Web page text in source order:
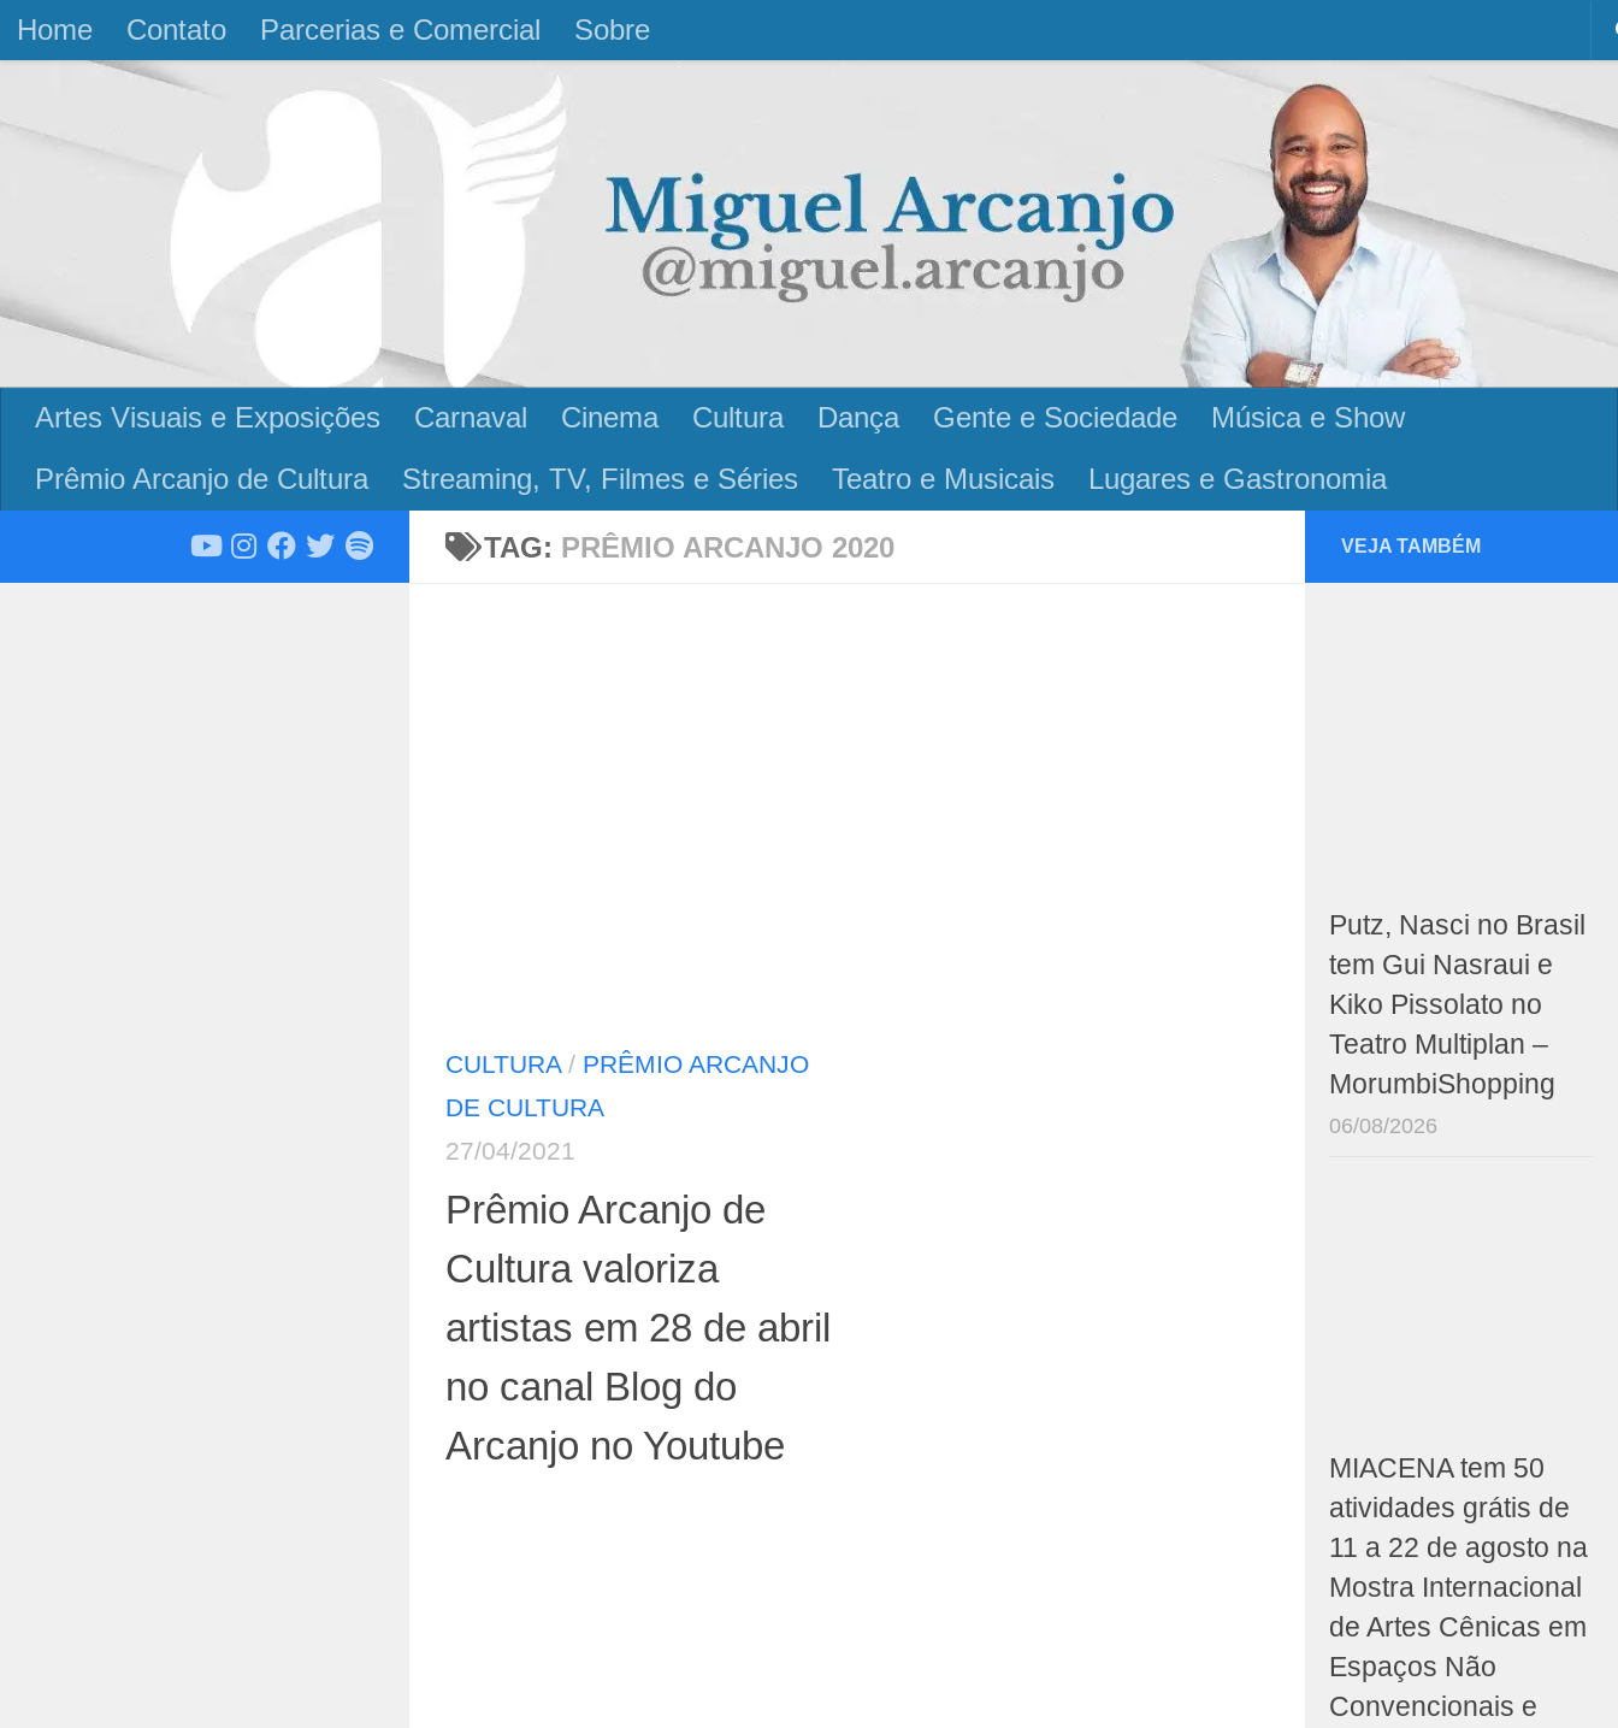
Skip to content
Home Contato Parcerias e Comercial Sobre
Artes Visuais e Exposições Carnaval Cinema Cultura Dança Gente e Sociedade
Música e Show
Prêmio Arcanjo de Cultura
Streaming, TV, Filmes e Séries Teatro e Musicais Lugares e Gastronomia
TAG: PRÊMIO ARCANJO 2020
CULTURA/ PRÊMIO ARCANJO
DE CULTURA
27/04/2021
Prêmio Arcanjo de
Cultura valoriza
artistas em 28 de abril
no canal Blog do
Arcanjo no Youtube
VEJA TAMBÉM
Putz, Nasci no Brasil
tem Gui Nasraui e
Kiko Pissolato no
Teatro Multiplan –
MorumbiShopping
06/08/2026
MIACENA tem 50
atividades grátis de
11 a 22 de agosto na
Mostra Internacional
de Artes Cênicas em
Espaços Não
Convencionais e